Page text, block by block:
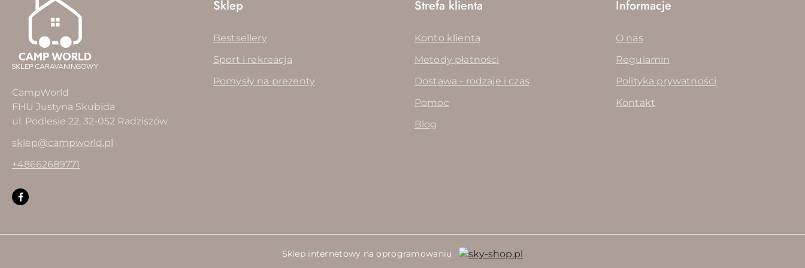
CampWorld
FHU Justyna Skubida
ul. Podlesie 22, 32-052 Radziszów
sklep@campworld.pl
+48662689771
Sklep
Bestsellery
Sport i rekreacja
Pomysły na prezenty
Strefa klienta
Konto klienta
Metody płatności
Dostawa - rodzaje i czas
Pomoc
Blog
Informacje
O nas
Regulamin
Polityka prywatności
Kontakt
Sklep internetowy na oprogramowaniu